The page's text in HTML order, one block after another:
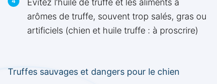
Évitez l’huile de truffe et les aliments à
arômes de truffe, souvent trop salés, gras ou
artificiels (chien et huile truffe : à proscrire)
Truffes sauvages et dangers pour le chien